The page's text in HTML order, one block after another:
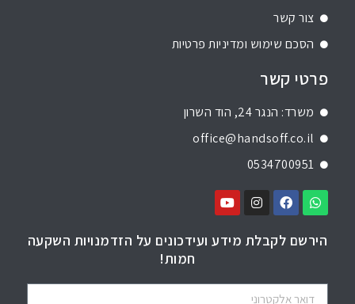
צור קשר
הסכם שימוש ומדיניות פרטיות
פרטי קשר
משרד: הנגר 24, הוד השרון
office@handsoff.co.il
0534700951
הירשם לקבלת מידע ועידכונים על הזדמנויות השקעה
חמות!